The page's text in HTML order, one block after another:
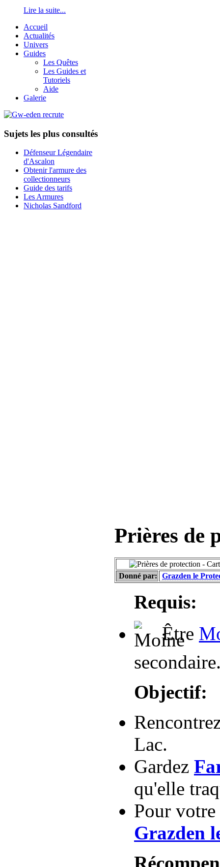
Lire la suite...
Accueil
Actualités
Univers
Guides
Les Quêtes
Les Guides et
Tutoriels
Aide
Galerie
Sujets les plus consultés
Défenseur Légendaire
d'Ascalon
Obtenir l'armure des
collectionneurs
Guide des tarifs
Les Armures
Nicholas Sandford
Prières de
Donné par: Grazden le
Requis:
Être
Objectif:
Lac.
Gardez
qu'elle
Pour
Grazden